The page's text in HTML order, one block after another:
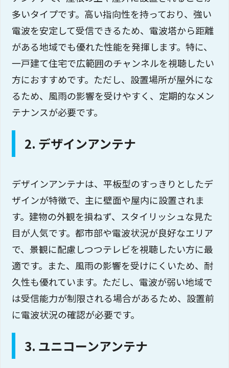
多いタイプです。高い指向性を持っており、強い
電波を安定して受信できるため、電波塔から距離
がある地域でも優れた性能を発揮します。特に、
一戸建て住宅で広範囲のチャンネルを視聴したい
方におすすめです。ただし、設置場所が屋外にな
るため、風雨の影響を受けやすく、定期的なメン
テナンスが必要です。
2. デザインアンテナ
デザインアンテナは、平板型のすっきりとしたデ
ザインが特徴で、主に壁面や屋内に設置されま
す。建物の外観を損ねず、スタイリッシュな見た
目が人気です。都市部や電波状況が良好なエリア
で、景観に配慮しつつテレビを視聴したい方に最
適です。また、風雨の影響を受けにくいため、耐
久性も優れています。ただし、電波が弱い地域で
は受信能力が制限される場合があるため、設置前
に電波状況の確認が必要です。
3. ユニコーンアンテナ